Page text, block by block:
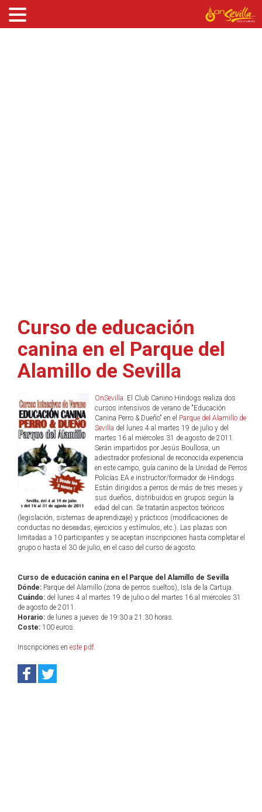
Curso de educación
canina en el Parque del
Alamillo de Sevilla
OnSevilla. El Club Canino Hindogs realiza dos
cursos intensivos de verano de "Educación
Canina Perro & Dueño" en el Parque del Alamillo de
Sevilla del lunes 4 al martes 19 de julio y del
martes 16 al miércoles 31 de agosto de 2011.
Serán impartidos por Jesús Boullosa, un
adiestrador profesional de reconocida experiencia
en este campo, guía canino de la Unidad de Perros
Policías EA e instructor/formador de Hindogs.
Están dirigidos a perros de más de tres meses y
sus dueños, distribuidos en grupos según la
edad del can. Se tratarán aspectos teóricos
(legislación, sistemas de aprendizaje) y prácticos (modificaciones de
conductas no deseadas, ejercicios y estímulos, etc.). Las plazas son
limitadas a 10 participantes y se aceptan inscripciones hasta completar el
grupo o hasta el 30 de julio, en el caso del curso de agosto.
Curso de educación canina en el Parque del Alamillo de Sevilla
Dónde: Parque del Alamillo (zona de perros sueltos), Isla de la Cartuja.
Cuándo: del lunes 4 al martes 19 de julio o del martes 16 al miércoles 31
de agosto de 2011.
Horario: de lunes a jueves de 19:30 a 21:30 horas.
Coste: 100 euros.
Inscripciones en este pdf.